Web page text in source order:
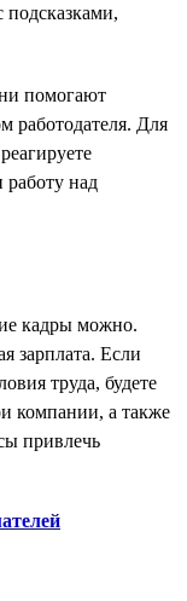
помогают
работодателя. Для
работу над
кадры можно.
зарплата. Если
труда, будете
компании, а также
привлечь